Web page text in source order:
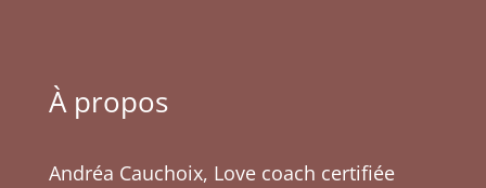
À propos
Andréa Cauchoix, Love coach certifiée